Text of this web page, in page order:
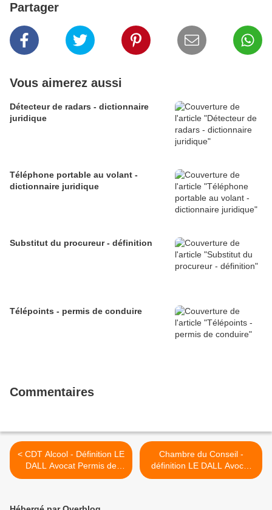
Partager
Vous aimerez aussi
Détecteur de radars - dictionnaire
juridique
Téléphone portable au volant -
dictionnaire juridique
Substitut du procureur - définition
Télépoints - permis de conduire
Commentaires
< CDT Alcool - Définition LE
DALL Avocat Permis de
conduire
Chambre du Conseil -
définition LE DALL Avocat
Permis de conduire >